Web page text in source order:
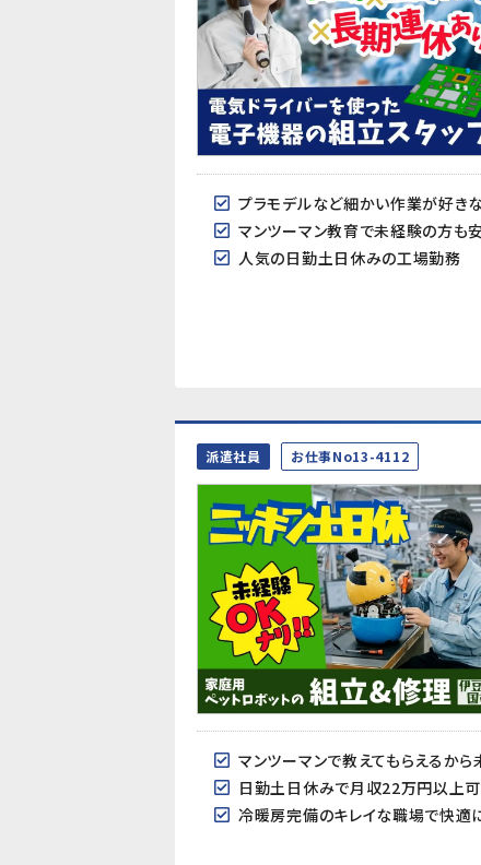
プラモデルなど細かい作業が好き
マンツーマン教育で未経験の方も安
人気の日勤土日休みの工場勤務
派遣社員 お仕事No13-4112
マンツーマンで教えてもらえるか
日勤土日休みで月収22万円以上
冷暖房完備のキレイな職場で快適